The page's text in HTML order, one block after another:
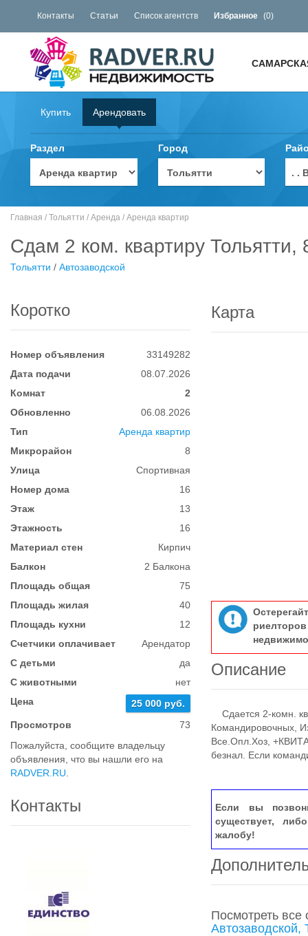
Контакты Статьи Список агентств Избранное (0)
Купить Арендовать
Раздел Город
. .
Главная / Тольятти / Аренда / Аренда квартир
Сдам 2 ком. квартиру Тольятти,
Тольятти / Автозаводской
Коротко
Номер объявления
33149282
Дата подачи
08.07.2026
Комнат
2
Обновленно
06.08.2026
Тип
Аренда квартир
Микрорайон
8
Улица
Спортивная
Номер дома
16
Этаж
13
Этажность
16
Материал стен
Кирпич
Балкон
2 Балкона
Площадь общая
75
Площадь жилая
40
Площадь кухни
12
Счетчики оплачивает
Арендатор
С детьми
да
С животными
нет
Цена
25 000 руб.
Просмотров
73
Пожалуйста, сообщите владельцу
объявления, что вы нашли его на
RADVER.RU
Контакты
Карта
Описание
Сдается 2-комн.
Командировочных,
Все.Опл.Хоз,
безнал. Если
Если вы
существует,
жалобу!
Посмотреть
Автозаводской,